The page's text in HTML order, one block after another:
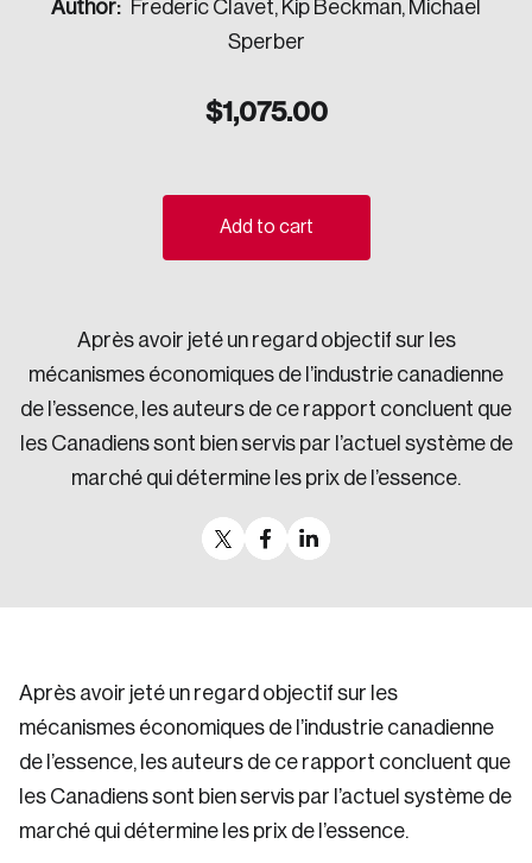
Strategic Resilience and Emergency Management
Author:
Frederic Clavet, Kip Beckman, Michael
Sperber
$1,075.00
Add to cart
Après avoir jeté un regard objectif sur les
mécanismes économiques de l’industrie canadienne
de l’essence, les auteurs de ce rapport concluent que
les Canadiens sont bien servis par l’actuel système de
marché qui détermine les prix de l’essence.
Après avoir jeté un regard objectif sur les
mécanismes économiques de l’industrie canadienne
de l’essence, les auteurs de ce rapport concluent que
les Canadiens sont bien servis par l’actuel système de
marché qui détermine les prix de l’essence.